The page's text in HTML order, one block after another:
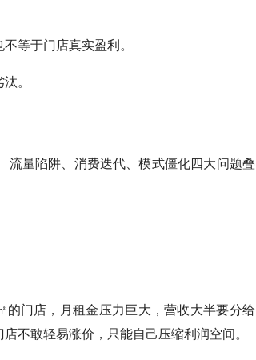
等于门店真实盈利。
。
量陷阱、消费迭代、模式僵化四大问题叠
门店，月租金压力巨大，营收大半要分给
不敢轻易涨价，只能自己压缩利润空间。